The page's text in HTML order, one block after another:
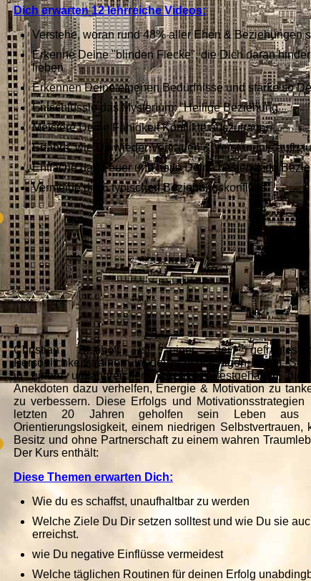
Dich erwarten 12 lehrreiche Videos:
Verstehe, woran rund 48% aller Ehen & Beziehungen
Erkenne Deine "blinden Flecke", die Dich daran
lieben
Erkennen Deine eigenen Bedürfnisse und stärke so
Entschlüssle das Mysterium: "Heilige Beziehung"
Meistere Deine Fähigkeit Konflikte auszutragen
Erfahre, wie Du wieder Vertrauen & Verständnis
Entfache das Feuer und heile Deine bestehende
Vermeide die 6 typischen Beziehungskonflikte
Christian Bischoff ist einer der
Persönlichkeitstrainern im deutschsprachigen Raum.
in einem umfangreichen Videokurs festgehalten
Anekdoten dazu verhelfen, Energie & Motivation zu
zu verbessern. Diese Erfolgs und
letzten 20 Jahren geholfen sein Leben
Orientierungslosigkeit, einem niedrigen Selbstvertrauen,
Besitz und ohne Partnerschaft zu einem wahren
Der Kurs enthält:
Diese Themen erwarten Dich:
Wie du es schaffst, unaufhaltbar zu werden
Welche Ziele Du Dir setzen solltest und wie Du sie
erreichst.
wie Du negative Einflüsse vermeidest
Welche täglichen Routinen für deinen Erfolg